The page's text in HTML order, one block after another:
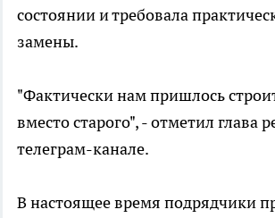
состоянии и требовала
замены.
"Фактически нам пришлось
вместо старого", - отметил глава
телеграм-канале.
В настоящее время подрядчики